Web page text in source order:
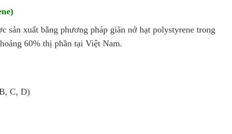
sản xuất bằng phương pháp giãn nở hạt polystyrene trong
60% thị phần tại Việt Nam.
C, D)